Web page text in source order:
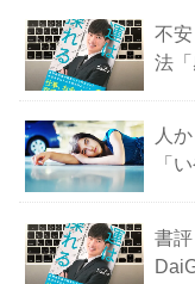
不
法「
人
「
書